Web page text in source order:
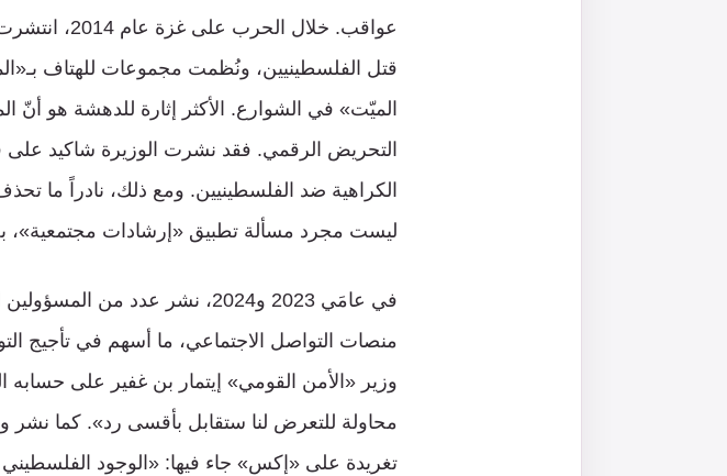
عواقب. خلال
قتل الفلسطينيين، ونُظمت مجموعات للهتاف
الميّت» في الشوارع. الأكثر إثارة للدهشة هو أنّ
التحريض الرقمي. فقد نشرت الوزيرة شاكيد
الكراهية ضد الفلسطينيين. ومع ذلك، نادراً ما
ليست مجرد مسألة تطبيق «إرشادات مجتمعية»،
في عامَي 2023 و2024، نشر عدد من
وزير «الأمن القومي» إيتمار بن غفير على
تغريدة على «إكس» جاء فيها: «الوجود